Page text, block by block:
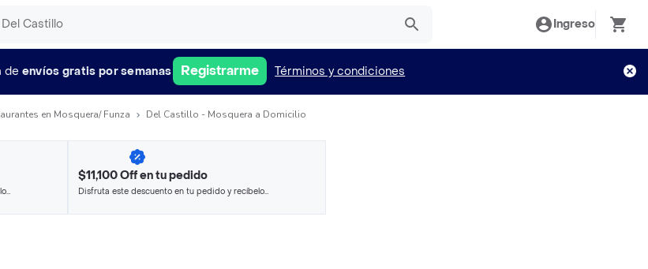
Ingreso
de envíos gratis por semanas Registrarme Términos y condiciones
en Mosquera/ Funza Del Castillo - Mosquera a Domicilio
$11,100 Off en tu pedido
Disfruta este descuento en tu pedido y recíbelo